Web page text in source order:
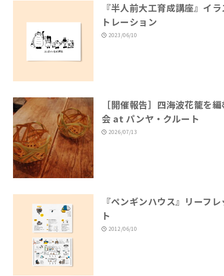
『半人前大工育成講座』イ
トレーション
2023/06/10
［開催報告］四海波花籠を
会 at パンヤ・クルート
2026/07/13
『ペンギンハウス』リーフレ
ト
2012/06/10